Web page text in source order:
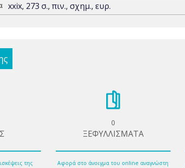
xxix, 273 σ., πιν., σχημ., ευρ.
της
0
ΞΕΦΥΛΛΙΣΜΑΤΑ
Αφορά στο άνοιγμα του online αναγνώστη